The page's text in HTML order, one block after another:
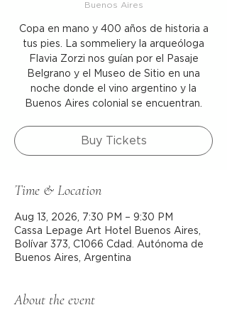
Buenos Aires
Copa en mano y 400 años de historia a
tus pies. La sommeliery la arqueóloga
Flavia Zorzi nos guían por el Pasaje
Belgrano y el Museo de Sitio en una
noche donde el vino argentino y la
Buenos Aires colonial se encuentran.
Buy Tickets
Time & Location
Aug 13, 2026, 7:30 PM – 9:30 PM
Cassa Lepage Art Hotel Buenos Aires,
Bolívar 373, C1066 Cdad. Autónoma de
Buenos Aires, Argentina
About the event